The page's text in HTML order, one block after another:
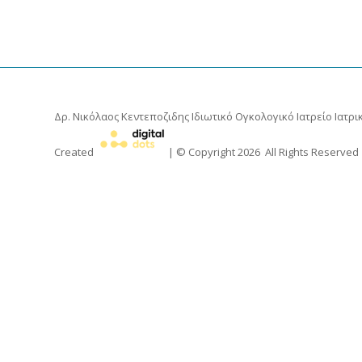
Δρ. Νικόλαος Κεντεποζιδης Ιδιωτικό Ογκολογικό Ιατρείο
Created | © Copyright2026 All Rights